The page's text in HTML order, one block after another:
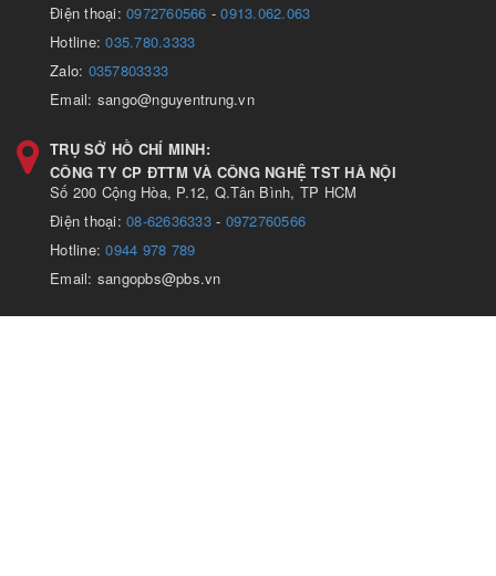
Điện thoại:0972760566 -0913.062.063
Hotline:035.780.3333
Zalo: 0357803333
Email: sango@nguyentrung.vn
TRỤ SỞ HỒ CHÍ MINH:
CÔNG TY CP ĐTTM VÀ CÔNG NGHỆ TST HÀ NỘI
Số 200 Cộng Hòa, P.12, Q.Tân Bình, TP HCM
Điện thoại:08-62636333- 0972760566
Hotline:0944 978 789
Email: sangopbs@pbs.vn